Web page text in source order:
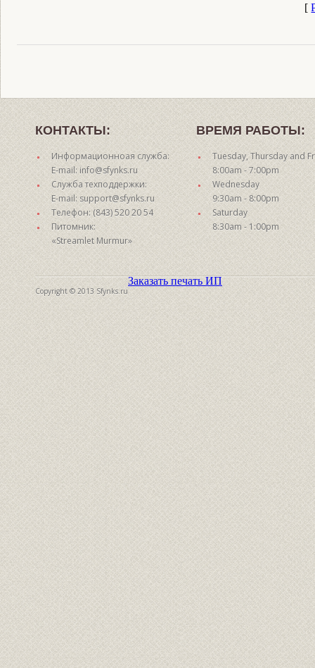
[
КОНТАКТЫ:
Информационноая служба:
E-mail: info@sfynks.ru
Служба техподдержки:
E-mail: support@sfynks.ru
Телефон: (843) 520 20 54
Питомник:
«Streamlet Murmur»
ВРЕМЯ РАБОТЫ:
Tuesday, Thursday and
8:00am - 7:00pm
Wednesday
9:30am - 8:00pm
Saturday
8:30am - 1:00pm
Copyright © 2013 Sfynks.ru
Заказать печать ИП